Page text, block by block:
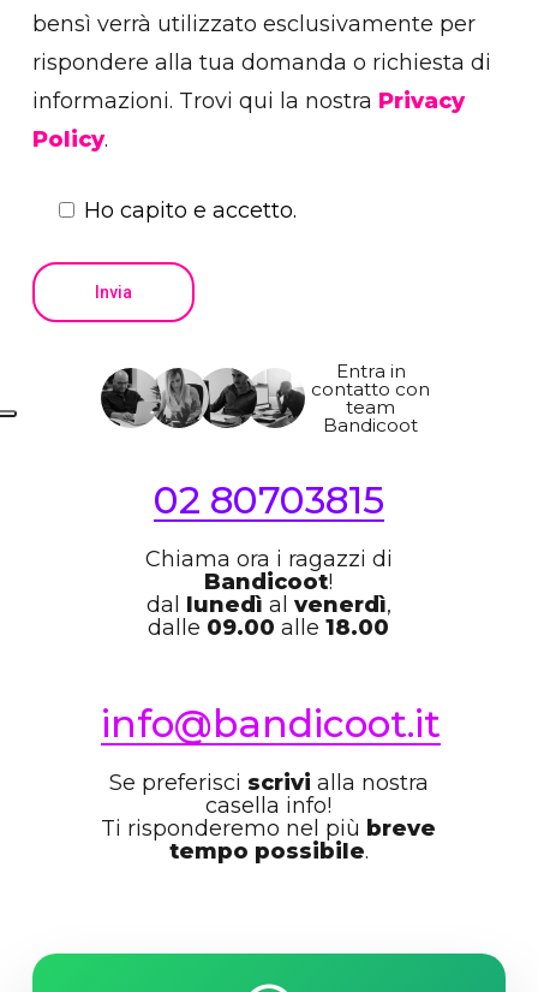
bensì verrà utilizzato esclusivamente per
rispondere alla tua domanda o richiesta di
informazioni. Trovi qui la nostra Privacy
Policy.
Ho capito e accetto.
Entra in
contatto con
team
Bandicoot
02 80703815
Chiama ora i ragazzi di
Bandicoot!
dal lunedì al venerdì,
dalle 09.00 alle18.00
info@bandicoot.it
Se preferisci scrivi alla nostra
casella info!
Ti risponderemo nel più breve
tempo possibile.